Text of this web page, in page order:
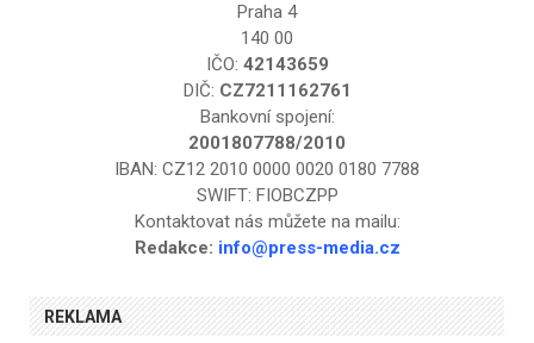
Praha 4
140 00
IČO: 42143659
DIČ: CZ7211162761
Bankovní spojení:
2001807788/2010
IBAN: CZ12 2010 0000 0020 0180 7788
SWIFT: FIOBCZPP
Kontaktovat nás můžete na mailu:
Redakce: info@press-media.cz
REKLAMA